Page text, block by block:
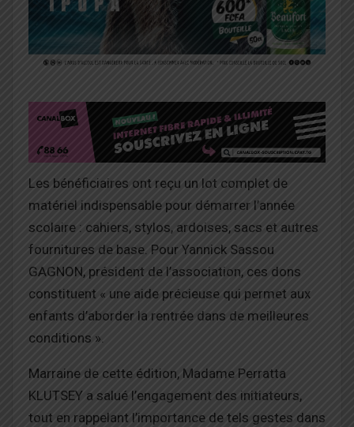
Les bénéficiaires ont reçu un lot complet de
matériel indispensable pour démarrer l’année
scolaire : cahiers, stylos, ardoises, sacs et autres
fournitures de base. Pour Yannick Sassou
GAGNON, président de l’association, ces dons
constituent « une aide précieuse qui permet aux
enfants d’aborder la rentrée dans de meilleures
conditions ».
Marraine de cette édition, Madame Perratta
KLUTSEY a salué l’engagement des initiateurs,
tout en rappelant l’importance de tels gestes dans